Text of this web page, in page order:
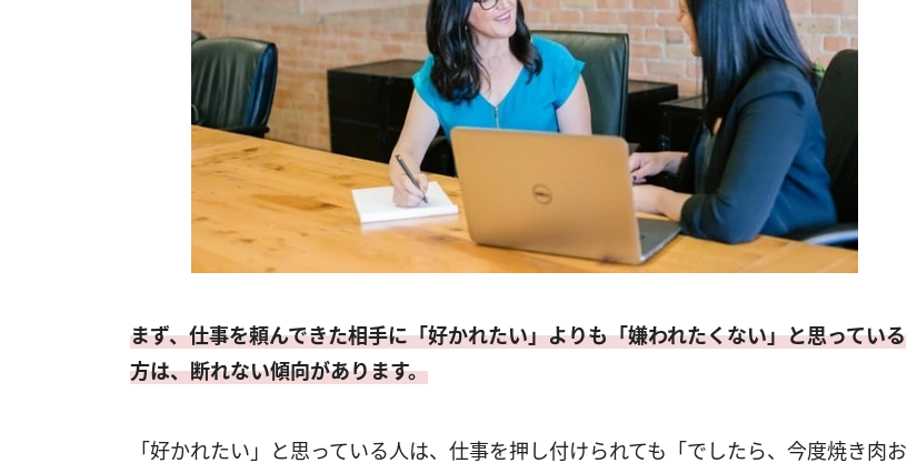
まず、仕事を頼んできた相手に「好かれたい」よりも「嫌われたくない」と思っている
方は、断れない傾向があります。
「好かれたい」と思っている人は、仕事を押し付けられても「でしたら、今度焼き肉お